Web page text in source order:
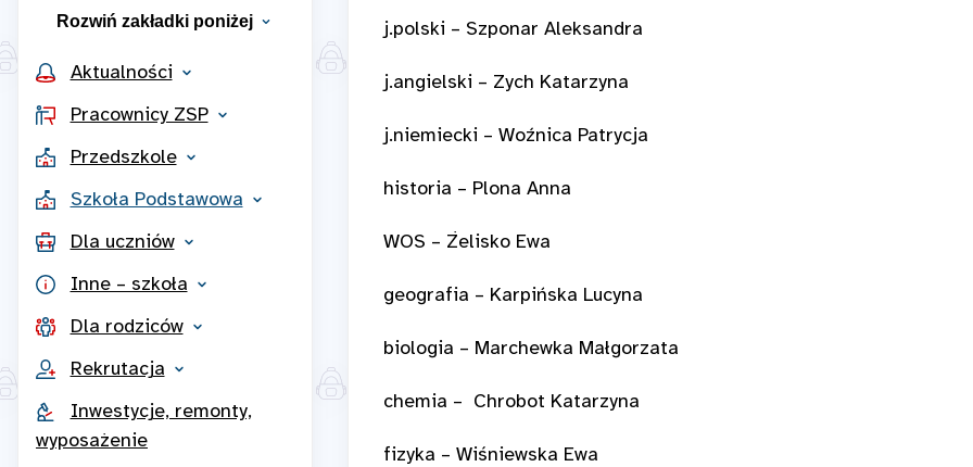
Rozwiń zakładki poniżej
Aktualności
Pracownicy ZSP
Przedszkole
Szkoła Podstawowa
Dla uczniów
Inne – szkoła
Dla rodziców
Rekrutacja
Inwestycje, remonty,
wyposażenie
j.polski – Szponar Aleksandra
j.angielski – Zych Katarzyna
j.niemiecki – Woźnica Patrycja
historia – Plona Anna
WOS – Żelisko Ewa
geografia – Karpińska Lucyna
biologia – Marchewka Małgorzata
chemia – Chrobot Katarzyna
fizyka – Wiśniewska Ewa